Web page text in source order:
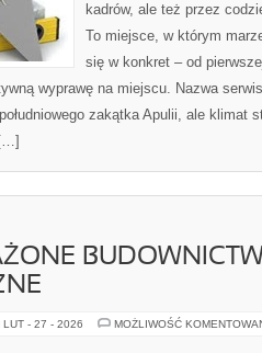
kadrów, ale też przez
To miejsce, w którym
się w konkret – od
wyprawę na miejscu. Nazwa
zakątka Apulii, ale klimat
LUT - 27 - 2026 MOŻLIWOŚĆ